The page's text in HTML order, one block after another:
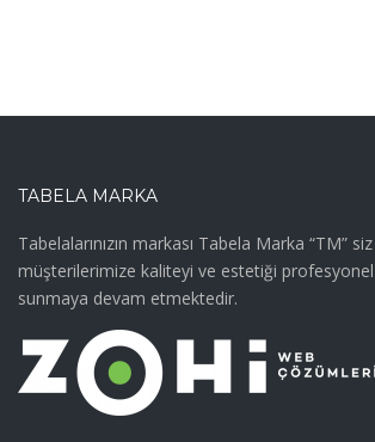
TABELA MARKA
Tabelalarınızın markası Tabela Marka “TM”
müşterilerimize kaliteyi ve estetiği
sunmaya devam etmektedir.